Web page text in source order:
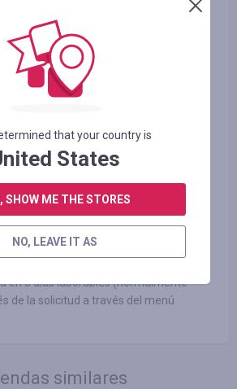
en otras fuentes, accedido al
de correo de terceros ni ha utilizado
de terceros a la hora de acceder a la
elegido participe en el cashback (en
pueden estar divididos por
pestaña "INFORMACIÓN/TÉRMINOS Y
el producto adquirido por ningún
deshabilitado aplicaciones para
AdBlock o productos similares.
en 3 días laborables (normalmente
de la solicitud a través del menú
similares
that your country is
States
SHOW ME THE STORES
NO, LEAVE IT AS